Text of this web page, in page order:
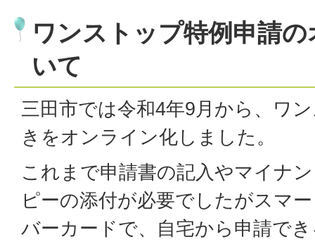
ワンストップ特例申請
いて
三田市では令和4年9月から、ワ
きをオンライン化しました。
これまで申請書の記入やマイナ
ピーの添付が必要でしたがスマ
バーカードで、自宅から申請で